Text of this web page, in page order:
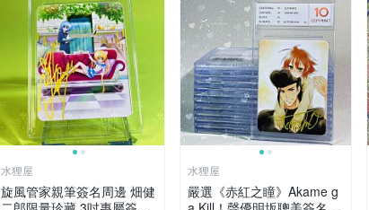
水狸屋
旋風管家親筆簽名周邊 畑健
水狸屋
嚴選《赤紅之瞳》Akame g